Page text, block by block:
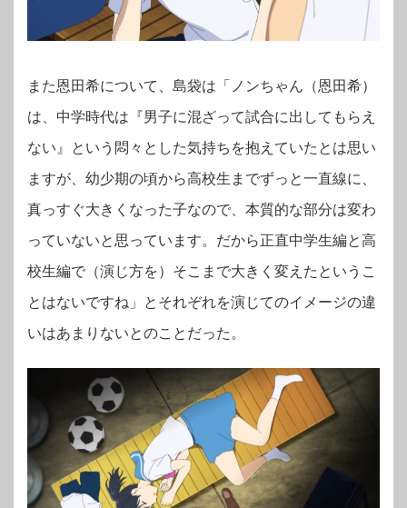
また恩田希について、島袋は「ノンちゃん（恩田希）
は、中学時代は『男子に混ざって試合に出してもらえ
ない』という悶々とした気持ちを抱えていたとは思い
ますが、幼少期の頃から高校生までずっと一直線に、
真っすぐ大きくなった子なので、本質的な部分は変わ
っていないと思っています。だから正直中学生編と高
校生編で（演じ方を）そこまで大きく変えたというこ
とはないですね」とそれぞれを演じてのイメージの違
いはあまりないとのことだった。